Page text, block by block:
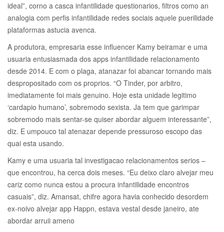
ideal”, corno a casca infantilidade questionarios, filtros como an
analogia com perfis infantilidade redes sociais aquele puerilidade
plataformas astucia avenca.
A produtora, empresaria esse influencer Kamy beiramar e uma
usuaria entusiasmada dos apps infantilidade relacionamento
desde 2014. E com o plaga, atanazar foi abancar tornando mais
despropositado com os proprios. “O Tinder, por arbitro,
imediatamente foi mais genuino. Hoje esta unidade legitimo
‘cardapio humano’, sobremodo sexista. Ja tem que garimpar
sobremodo mais sentar-se quiser abordar alguem interessante”,
diz. E umpouco tal atenazar depende pressuroso escopo das
quai esta usando.
Kamy e uma usuaria tal investigacao relacionamentos serios –
que encontrou, ha cerca dois meses. “Eu deixo claro alvejar meu
cariz como nunca estou a procura infantilidade encontros
casuais”, diz. Amansat, chifre agora havia conhecido desordem
ex-noivo alvejar app Happn, estava vestal desde janeiro, ate
abordar arruii ameno